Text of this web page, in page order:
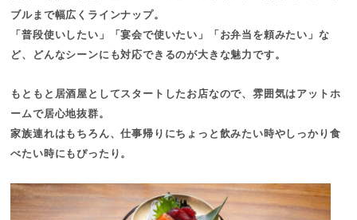
ブル まで幅広くラインナップ。
「普段使いしたい」「宴会で使いたい」「お弁当を頼みたい」な
ど、どんなシーンにも対応できるのが大きな魅力です。
もともと居酒屋としてスタートしたお店なので、雰囲気はアットホ
ームで居心地抜群。
家族連れはもちろん、仕事帰りにちょっと飲みたい時やしっかり食
べたい時にもぴったり。